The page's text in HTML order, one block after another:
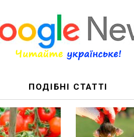
ПОДІБНІ СТАТТІ